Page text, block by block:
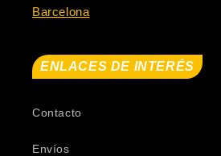
Barcelona
ENLACES DE INTERÉS
Contacto
Envíos